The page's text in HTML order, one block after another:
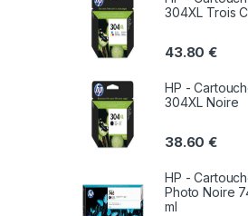
304XL Trois
43.80€
HP -
304XL Noire
38.60€
HP -
Photo Noire
ml